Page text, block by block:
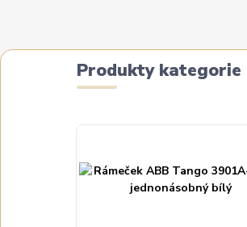
Produkty kategorie